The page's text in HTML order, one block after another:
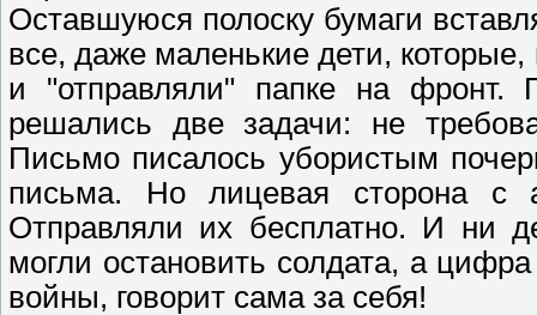
Оставшуюся полоску бумаги
все, даже маленькие дети,
и "отправляли" папке на фронт.
решались две задачи: не
Письмо писалось убористым
письма. Но лицевая сторона с
Отправляли их бесплатно. И ни
могли остановить солдата, а
войны, говорит сама за себя!